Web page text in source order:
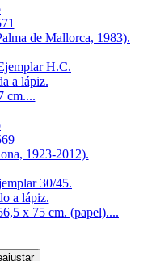
de Mallorca, 1983).
H.C.
a lápiz.
cm....
1923-2012).
30/45.
a lápiz.
x 75 cm. (papel)....